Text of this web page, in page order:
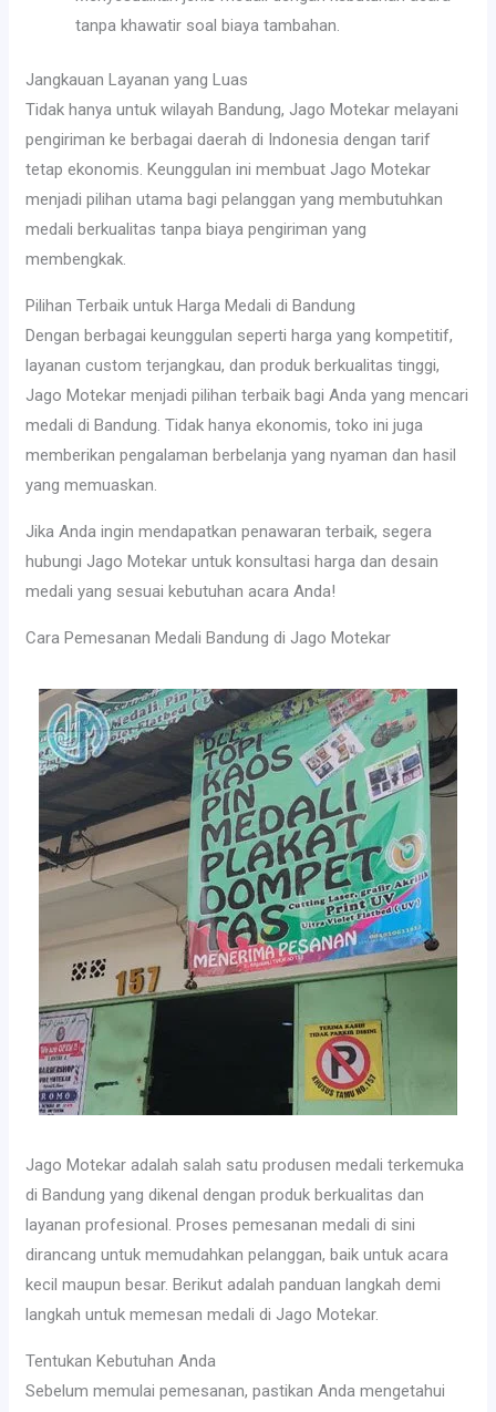
tanpa khawatir soal biaya tambahan.
Jangkauan Layanan yang Luas
Tidak hanya untuk wilayah Bandung, Jago Motekar melayani
pengiriman ke berbagai daerah di Indonesia dengan tarif
tetap ekonomis. Keunggulan ini membuat Jago Motekar
menjadi pilihan utama bagi pelanggan yang membutuhkan
medali berkualitas tanpa biaya pengiriman yang
membengkak.
Pilihan Terbaik untuk Harga Medali di Bandung
Dengan berbagai keunggulan seperti harga yang kompetitif,
layanan custom terjangkau, dan produk berkualitas tinggi,
Jago Motekar menjadi pilihan terbaik bagi Anda yang mencari
medali di Bandung. Tidak hanya ekonomis, toko ini juga
memberikan pengalaman berbelanja yang nyaman dan hasil
yang memuaskan.
Jika Anda ingin mendapatkan penawaran terbaik, segera
hubungi Jago Motekar untuk konsultasi harga dan desain
medali yang sesuai kebutuhan acara Anda!
Cara Pemesanan Medali Bandung di Jago Motekar
Jago Motekar adalah salah satu produsen medali terkemuka
di Bandung yang dikenal dengan produk berkualitas dan
layanan profesional. Proses pemesanan medali di sini
dirancang untuk memudahkan pelanggan, baik untuk acara
kecil maupun besar. Berikut adalah panduan langkah demi
langkah untuk memesan medali di Jago Motekar.
Tentukan Kebutuhan Anda
Sebelum memulai pemesanan, pastikan Anda mengetahui